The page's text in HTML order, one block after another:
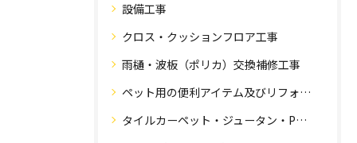
設備工事
クロス・クッションフロア工事
雨樋・波板（ポリカ）交換補修工事
ペット用の便利アイテム及びリフォーム工事
タイルカーペット・ジュータン・Pタイル・床・フローリング工事